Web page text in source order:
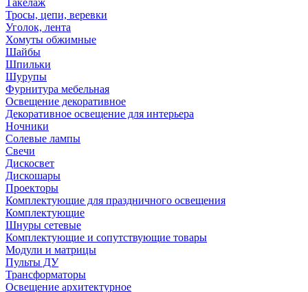
Такелаж
Тросы, цепи, веревки
Уголок, лента
Хомуты обжимные
Шайбы
Шпильки
Шурупы
Фурнитура мебельная
Освещение декоративное
Декоративное освещение для интерьера
Ночники
Солевые лампы
Свечи
Дискосвет
Дискошары
Проекторы
Комплектующие для праздничного освещения
Комплектующие
Шнуры сетевые
Комплектующие и сопутствующие товары
Модули и матрицы
Пульты ДУ
Трансформаторы
Освещение архитектурное